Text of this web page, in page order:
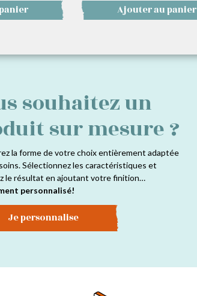
Ajouter au panier
souhaitez un
sur mesure ?
la forme de votre choix entièrement adaptée
Sélectionnez les caractéristiques et
le résultat en ajoutant votre finition…
personnalisé!
Je personnalise